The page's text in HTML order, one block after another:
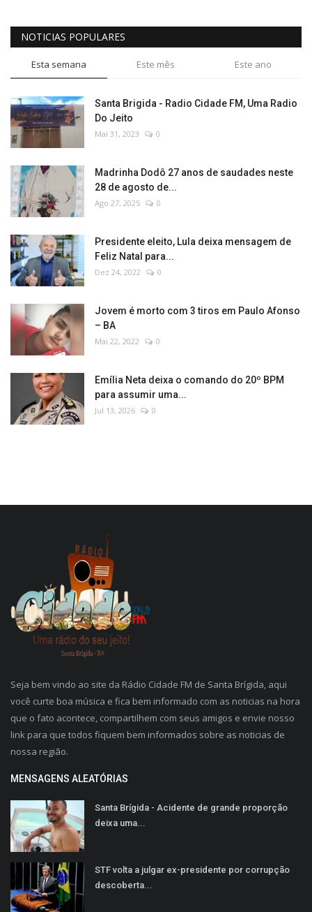
NOTICIAS POPULARES
Esta semana Este mês Este ano
Santa Brigida - Radio Cidade FM, Uma Radio
Do Jeito
Mai 31, 2023 0
Madrinha Dodô 27 anos de saudades neste
28 de agosto de...
Ago 27, 2025 0
Presidente eleito, Lula deixa mensagem de
Feliz Natal para...
Dez 24, 2022 0
Jovem é morto com 3 tiros em Paulo Afonso
– BA
Mai 22, 2022 0
Emília Neta deixa o comando do 20º BPM
para assumir uma...
Jul 13, 2026 0
Seja bem vindo ao site da Rádio Cidade FM de Santa Brígida, aqui
você curte boa música e fica bem informado com as noticias na hora
que o fato acontece, compartilhem com seus amigos e envie nosso
link para que todos fiquem bem informados sobre as noticias de
nossa região.
MENSAGENS ALEATÓRIAS
Santa Brígida - Acidente de grande proporção
deixa uma...
STF volta a julgar ex-presidente por corrupção
descoberta...